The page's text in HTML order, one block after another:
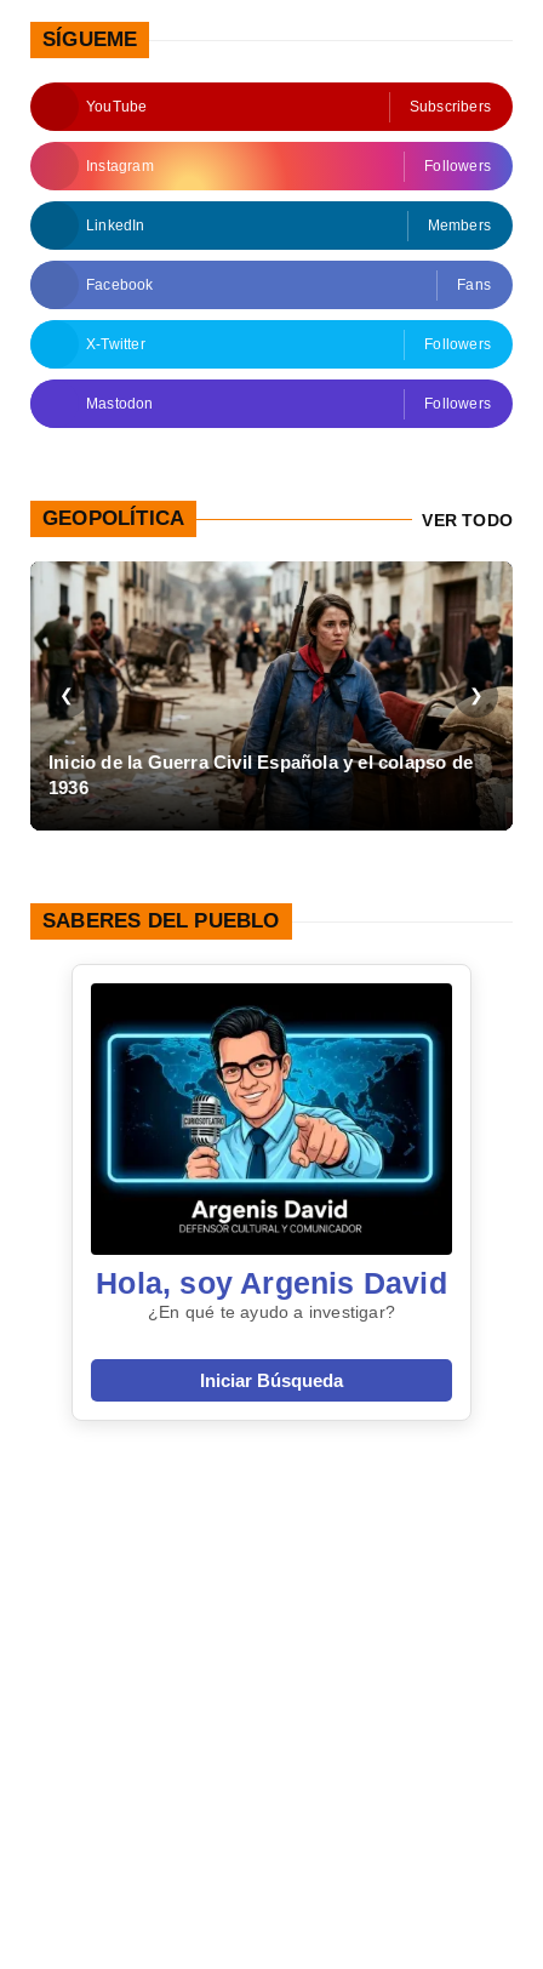
SÍGUEME
YouTube Subscribers
Instagram Followers
LinkedIn Members
Facebook Fans
X-Twitter Followers
Mastodon Followers
GEOPOLÍTICA VER TODO
❮
Inicio de la Guerra Civil Española y el colapso de
1936
❯
SABERES DEL PUEBLO
Hola, soy Argenis David
¿En qué te ayudo a investigar?
Iniciar Búsqueda